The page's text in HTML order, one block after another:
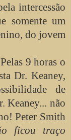
intercessão
somente um
do jovem
9 horas o
Dr. Keaney,
de
Keaney... não
Peter Smith
ficou traço